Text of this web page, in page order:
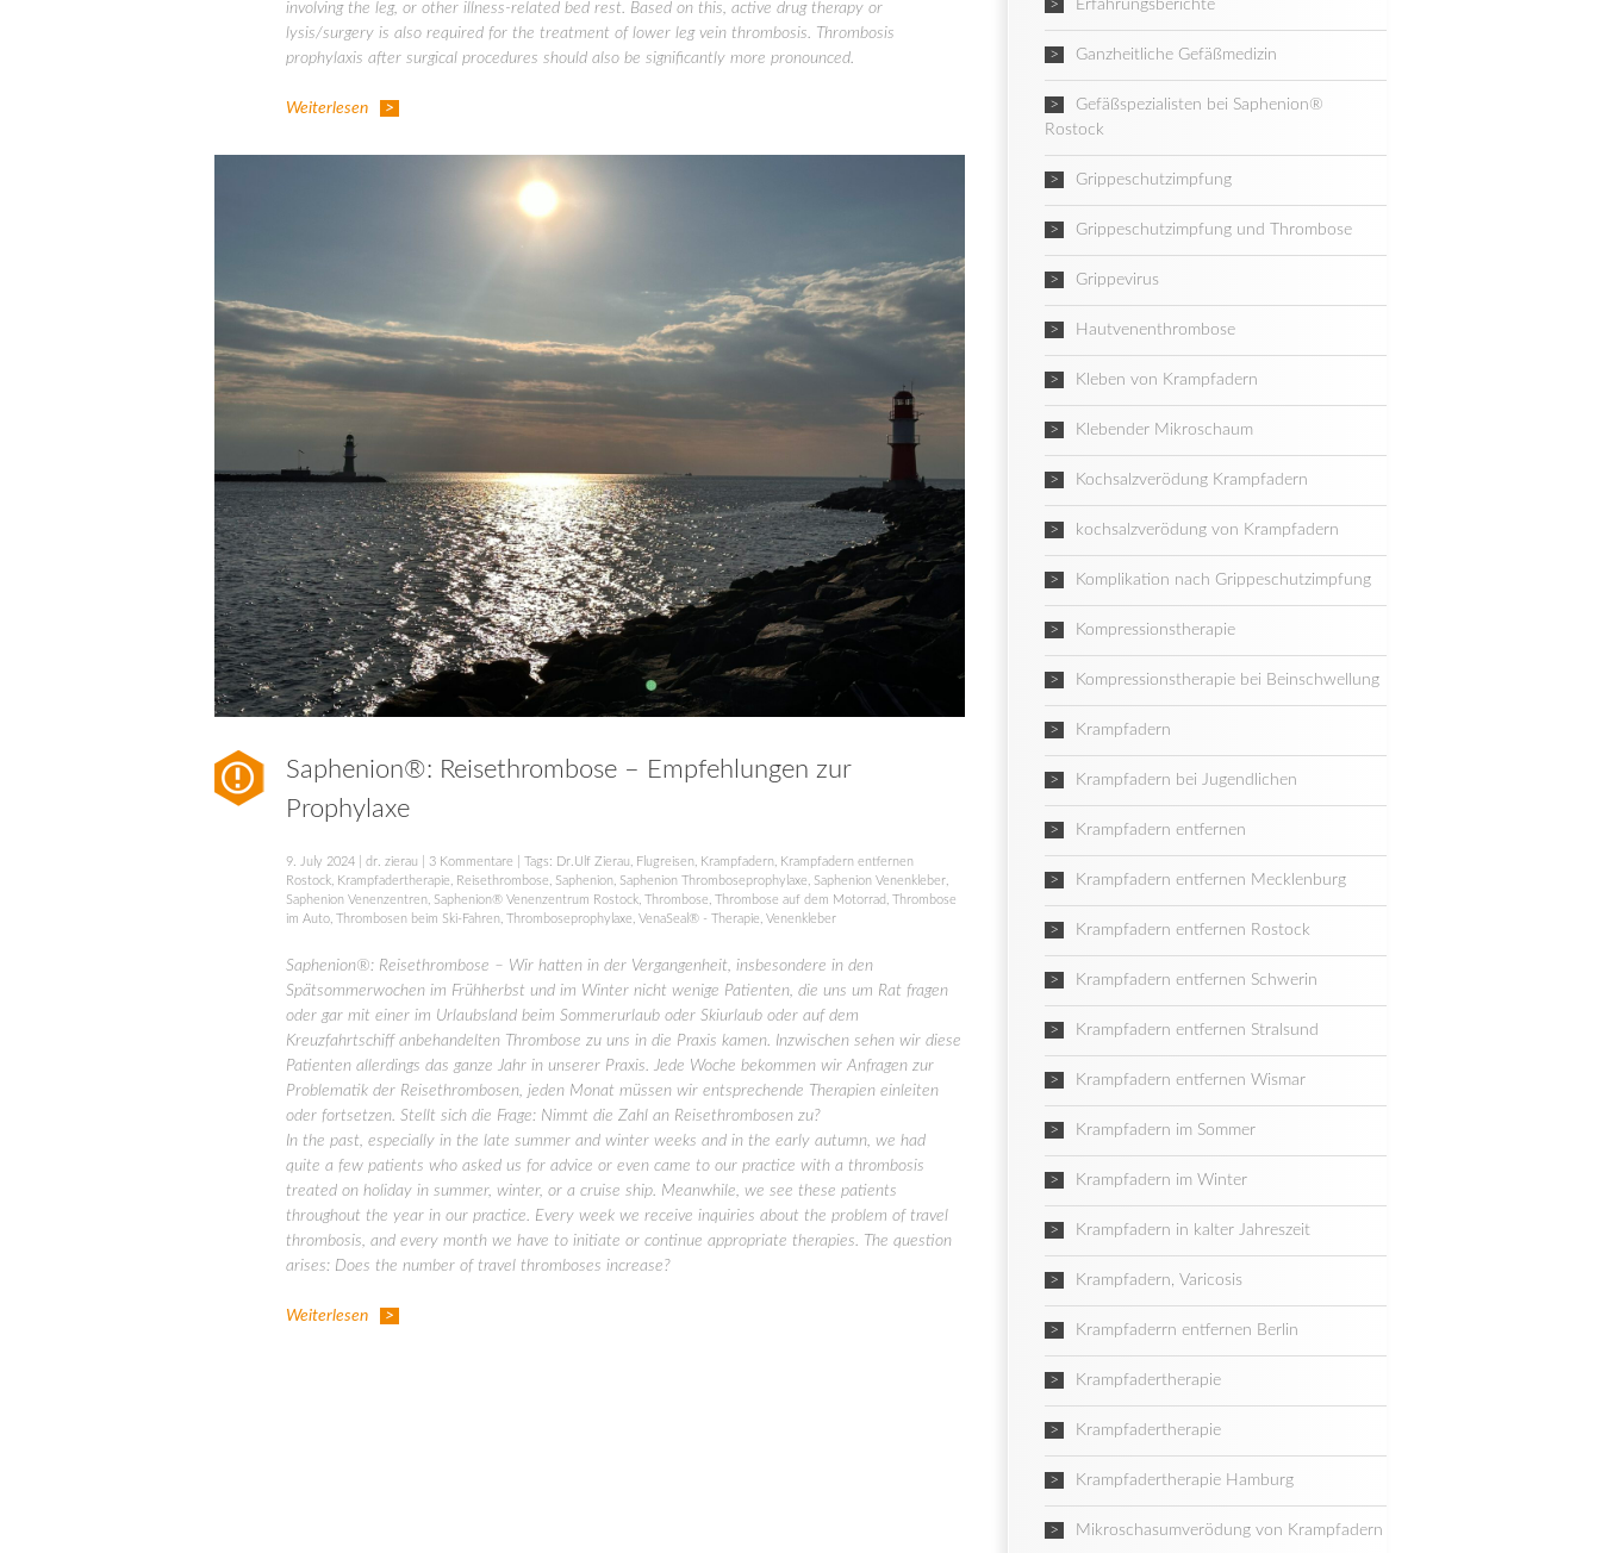
involving the leg, or other illness-related bed rest. Based on this, active drug therapy or
lysis/surgery is also required for the treatment of lower leg vein thrombosis. Thrombosis
prophylaxis after surgical procedures should also be significantly more pronounced.
Weiterlesen
Saphenion®: Reisethrombose – Empfehlungen zur
Prophylaxe
9. July 2024 dr. zierau 3 Kommentare | Tags: Dr.Ulf Zierau, Flugreisen, Krampfadern, Krampfadern entfernen
Rostock, Krampfadertherapie, Reisethrombose, Saphenion, Saphenion Thromboseprophylaxe, Saphenion Venenkleber,
Saphenion Venenzentren, Saphenion® Venenzentrum Rostock, Thrombose, Thrombose auf dem Motorrad ,
Thrombose
im Auto, Thrombosen beim Ski-Fahren, Thromboseprophylaxe, VenaSeal® - Therapie, Venenkleber
Saphenion®: Reisethrombose – Wir hatten in der Vergangenheit, insbesondere in den
Spätsommerwochen im Frühherbst und im Winter nicht wenige Patienten, die uns um Rat fragen
oder gar mit einer im Urlaubsland beim Sommerurlaub oder Skiurlaub oder auf dem
Kreuzfahrtschiff anbehandelten Thrombose zu uns in die Praxis kamen. Inzwischen sehen wir diese
Patienten allerdings das ganze Jahr in unserer Praxis. Jede Woche bekommen wir Anfragen zur
Problematik der Reisethrombosen, jeden Monat müssen wir entsprechende Therapien einleiten
oder fortsetzen. Stellt sich die Frage: Nimmt die Zahl an Reisethrombosen zu?
In the past, especially in the late summer and winter weeks and in the early autumn, we had
quite a few patients who asked us for advice or even came to our practice with a thrombosis
treated on holiday in summer, winter, or a cruise ship. Meanwhile, we see these patients
throughout the year in our practice. Every week we receive inquiries about the problem of travel
thrombosis, and every month we have to initiate or continue appropriate therapies. The question
arises: Does the number of travel thromboses increase?
Weiterlesen
Erfahrungsberichte
Ganzheitliche Gefäßmedizin
Gefäßspezialisten bei Saphenion®
Rostock
Grippeschutzimpfung
Grippeschutzimpfung und Thrombose
Grippevirus
Hautvenenthrombose
Kleben von Krampfadern
Klebender Mikroschaum
Kochsalzverödung Krampfadern
kochsalzverödung von Krampfadern
Komplikation nach Grippeschutzimpfung
Kompressionstherapie
Kompressionstherapie bei Beinschwellung
Krampfadern
Krampfadern bei Jugendlichen
Krampfadern entfernen
Krampfadern entfernen Mecklenburg
Krampfadern entfernen Rostock
Krampfadern entfernen Schwerin
Krampfadern entfernen Stralsund
Krampfadern entfernen Wismar
Krampfadern im Sommer
Krampfadern im Winter
Krampfadern in kalter Jahreszeit
Krampfadern, Varicosis
Krampfaderrn entfernen Berlin
Krampfadertherapie
Krampfadertherapie
Krampfadertherapie Hamburg
Mikroschasumverödung von Krampfadern